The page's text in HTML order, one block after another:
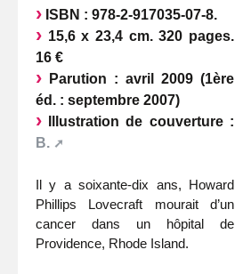
ISBN : 978-2-917035-07-8.
15,6 x 23,4 cm. 320 pages.
16 €
Parution : avril 2009 (1ère
éd. : septembre 2007)
Illustration de couverture :
B.
Il y a soixante-dix ans, Howard
Phillips Lovecraft mourait d’un
cancer dans un hôpital de
Providence, Rhode Island.